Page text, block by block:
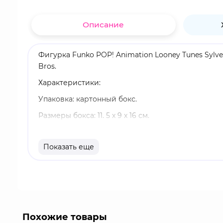
Описание
Фигурка Funko POP! Animation Looney Tunes
Bros.
Характеристики:
Упаковка: картонный бокс.
Размеры бокса: 11. 5 х 9 х 16 см.
Оригинальный и официально лицензированный
Показать еще
Похожие товары